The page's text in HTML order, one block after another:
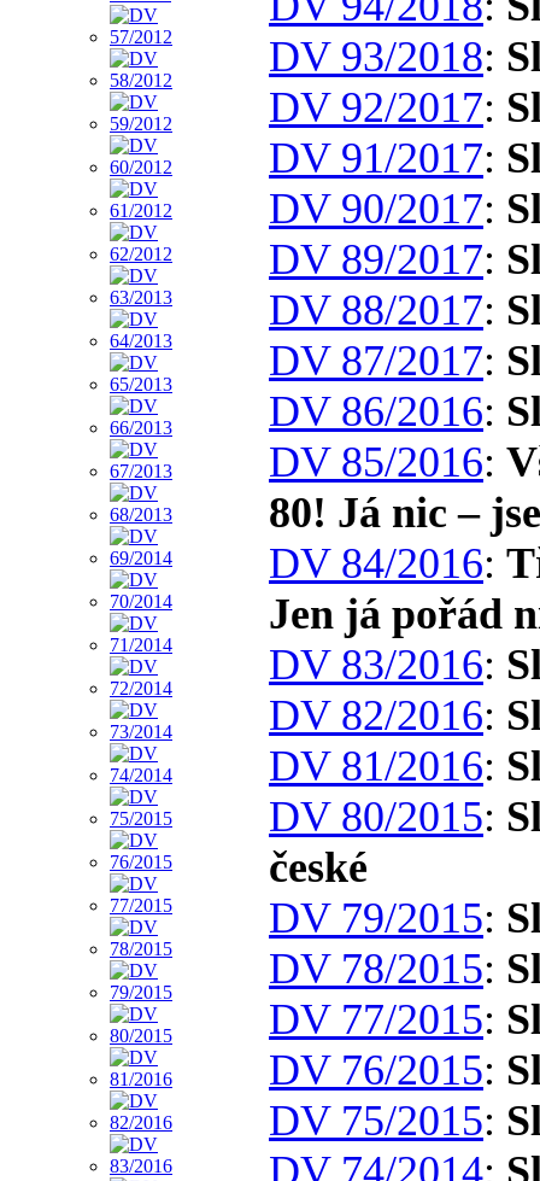
DV 93/2018:
DV 92/2017:
DV 91/2017:
DV 90/2017:
DV 89/2017:
DV 88/2017:
DV 87/2017:
DV 86/2016:
DV 85/2016:
80! Já nic –
DV 84/2016:
Jen já pořád
DV 83/2016:
DV 82/2016:
DV 81/2016:
DV 80/2015:
české
DV 79/2015:
DV 78/2015:
DV 77/2015:
DV 76/2015:
DV 75/2015:
DV 74/2014: